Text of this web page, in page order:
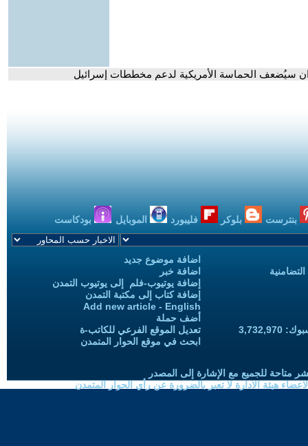
سيُضعف الحماسة الأمريكية لدعم مخططات إسرائيل
بنترست بلوكر فليبورد الموبايل بودكاست
اضافة موضوع جديد
اضافة خبر
إضافة يوتيوب-فلم إلى يوتيوب التمدن
إضافة كتاب إلى مكتبة التمدن
Add new article - English
أضف حملة
تعديل الموقع الفرعي للكاتب-ة
ابحث في موقع الحوار المتمدن
متاحة للجميع مع الإشارة إلى المصدر
هيئة الادارة لا تعبر بالضرورة عن رأي الحوار المتمدن